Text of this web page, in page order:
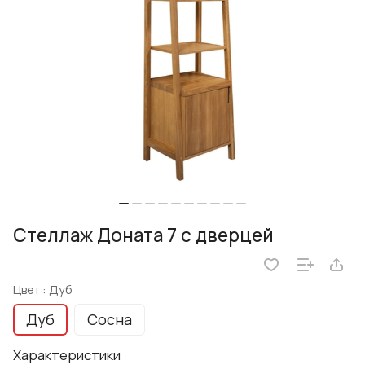
Стеллаж Доната 7 с дверцей
Цвет : Дуб
Дуб Сосна
Характеристики